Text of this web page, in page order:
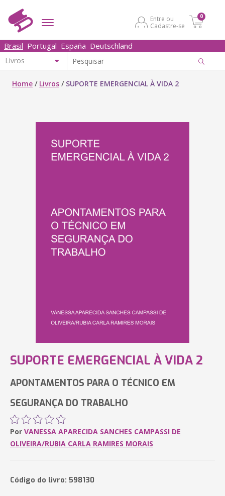
Entre ou
Cadastre-se
0
Brasil Portugal España Deutschland
Home / Livros / SUPORTE EMERGENCIAL À VIDA 2
SUPORTE EMERGENCIAL À VIDA 2
APONTAMENTOS PARA O TÉCNICO EM
SEGURANÇA DO TRABALHO
Por VANESSA APARECIDA SANCHES CAMPASSI DE
OLIVEIRA/RUBIA CARLA RAMIRES MORAIS
Código do livro: 598130